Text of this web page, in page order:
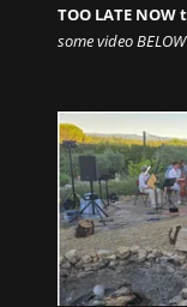
TOO LATE
some video